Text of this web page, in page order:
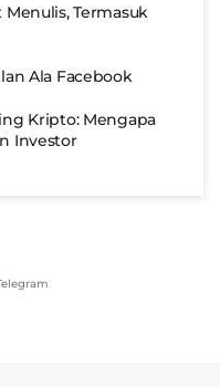
Termasuk
Ala Facebook
Kripto: Mengapa
Investor